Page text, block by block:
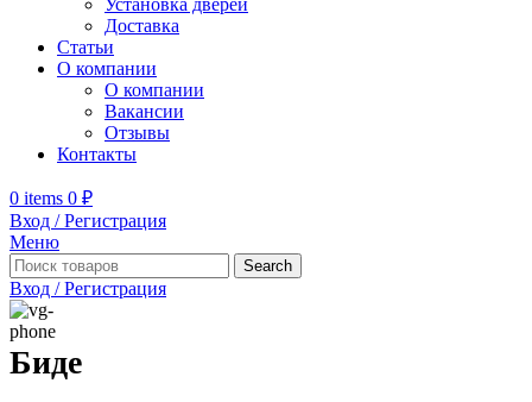
Установка дверей
Доставка
Статьи
О компании
О компании
Вакансии
Отзывы
Контакты
0 items 0 ₽
Вход / Регистрация
Меню
Search
Вход / Регистрация
Биде